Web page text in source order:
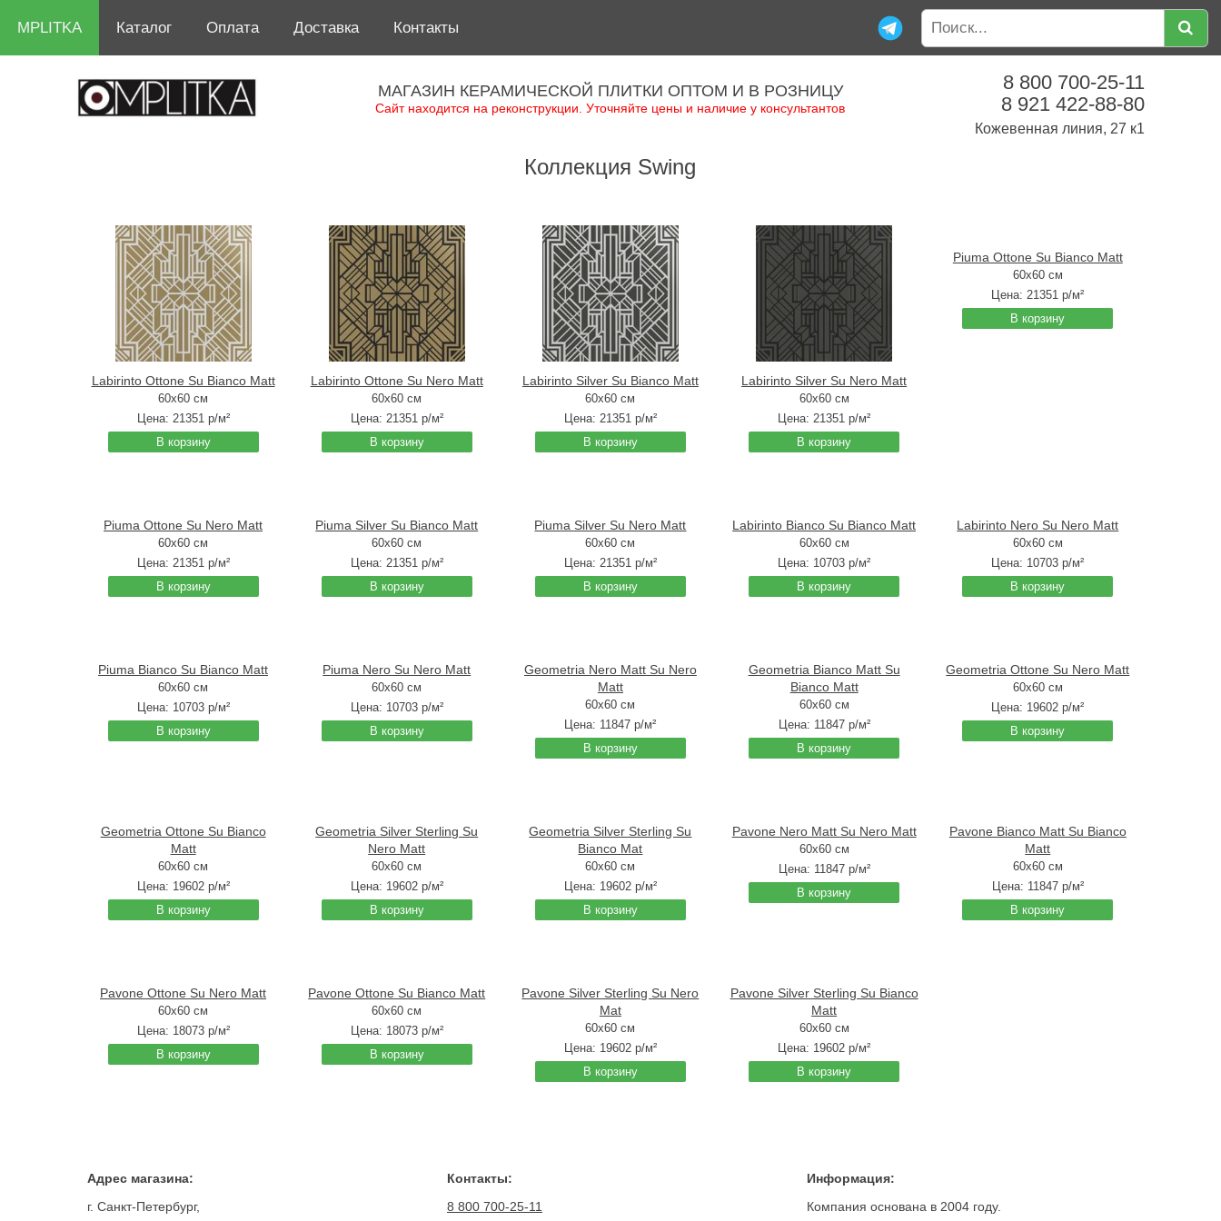
MPLITKA Каталог Оплата Доставка Контакты
МАГАЗИН КЕРАМИЧЕСКОЙ ПЛИТКИ ОПТОМ И В РОЗНИЦУ
Сайт находится на реконструкции. Уточняйте цены и наличие у консультантов
8 800 700-25-11
8 921 422-88-80
Кожевенная линия, 27 к1
Коллекция Swing
Labirinto Ottone Su Bianco Matt
60x60 см
Цена: 21351р/м²
В корзину
Labirinto Ottone Su Nero Matt
60x60 см
Цена: 21351р/м²
В корзину
Labirinto Silver Su Bianco Matt
60x60 см
Цена: 21351р/м²
В корзину
Labirinto Silver Su Nero Matt
60x60 см
Цена:21351 р/м²
В корзину
Piuma Ottone Su Bianco Matt
60x60 см
Цена:21351 р/м²
В корзину
Piuma Ottone Su Nero Matt
60x60 см
Цена: 21351р/м²
В корзину
Piuma Silver Su Bianco Matt
60x60 см
Цена: 21351р/м²
В корзину
Piuma Silver Su Nero Matt
60x60 см
Цена: 21351р/м²
В корзину
Labirinto Bianco Su Bianco Matt
60x60 см
Цена: 10703 р/м²
В корзину
Labirinto Nero Su Nero Matt
60x60 см
Цена: 10703 р/м²
В корзину
Piuma Bianco Su Bianco Matt
60x60 см
Цена: 10703р/м²
В корзину
Piuma Nero Su Nero Matt
60x60 см
Цена: 10703р/м²
В корзину
Geometria Nero Matt Su Nero
Matt
60x60 см
Цена: 11847 р/м²
В корзину
Geometria Bianco Matt Su
Bianco Matt
60x60 см
Цена: 11847р/м²
В корзину
Geometria Ottone Su Nero Matt
60x60 см
Цена: 19602 р/м²
В корзину
Geometria Ottone Su Bianco
Matt
60x60 см
Цена: 19602р/м²
В корзину
Geometria Silver Sterling Su
Nero Matt
60x60 см
Цена: 19602р/м²
В корзину
Geometria Silver Sterling Su
Bianco Mat
60x60 см
Цена: 19602р/м²
В корзину
Pavone Nero Matt Su Nero Matt
60x60 см
Цена: 11847р/м²
В корзину
Pavone Bianco Matt Su Bianco
Matt
60x60 см
Цена: 11847р/м²
В корзину
Pavone Ottone Su Nero Matt
60x60 см
Цена: 18073р/м²
В корзину
Pavone Ottone Su Bianco Matt
60x60 см
Цена: 18073р/м²
В корзину
Pavone Silver Sterling Su Nero
Mat
60x60 см
Цена: 19602р/м²
В корзину
Pavone Silver Sterling Su Bianco
Matt
60x60 см
Цена: 19602 р/м²
В корзину
Адрес магазина:
г. Санкт-Петербург,
Контакты:
8 800 700-25-11
Информация:
Компания основана в 2004 году.